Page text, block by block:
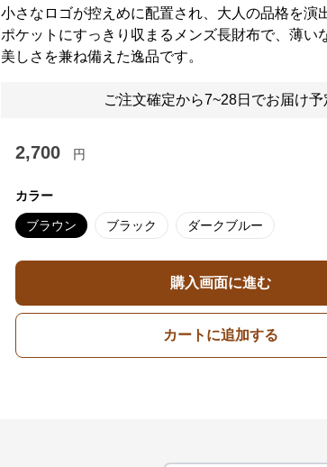
小さなロゴが控えめに配置され、大人の品格を演
ポケットにすっきり収まるメンズ長財布で、薄い
美しさを兼ね備えた逸品です。
ご注文確定から7~28日でお届け予
2,700 円
カラー
ブラウン ブラック ダークブルー
購入画面に進む
カートに追加する